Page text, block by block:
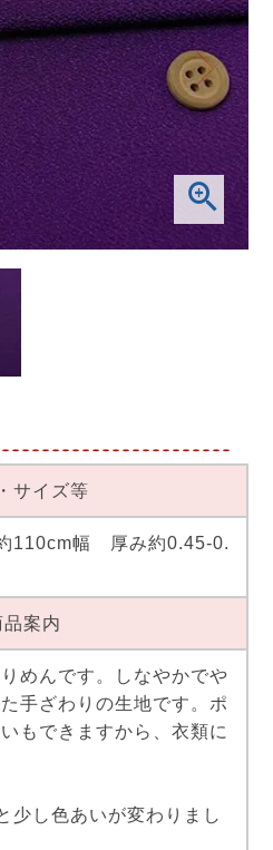
サイズ等
110cm幅 厚み約0.45-0.
品案内
めんです。しなやかでや
手ざわりの生地です。ポ
もできますから、衣類に
少し色あいが変わりまし